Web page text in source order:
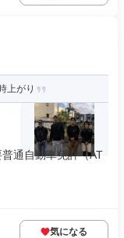
上がり
通自動車免許（AT
気になる